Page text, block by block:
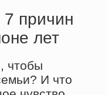
причин
лет
чтобы
И что